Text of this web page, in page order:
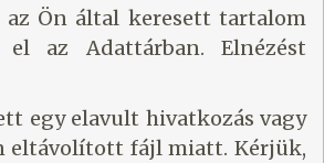
az Ön által keresett tartalom
az Adattárban. Elnézést
egy elavult hivatkozás vagy
eltávolított fájl miatt. Kérjük,